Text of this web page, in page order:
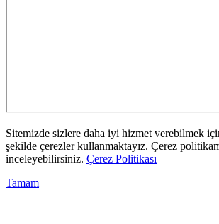
Sitemizde sizlere daha iyi hizmet verebilmek
şekilde çerezler kullanmaktayız. Çerez
inceleyebilirsiniz. Çerez Politikası
Tamam